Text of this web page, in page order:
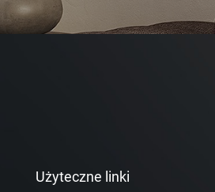
Użyteczne linki